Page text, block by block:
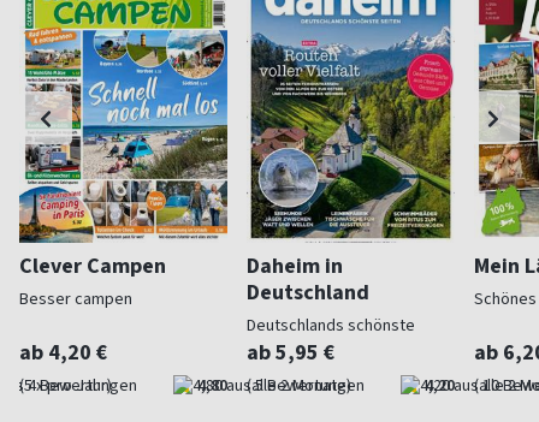
Clever Campen
Besser campen
ab 4,20 €
(5 x pro Jahr) 4,80
Daheim in
Deutschland
Deutschlands schönste
Seiten
ab 5,95 €
(alle 2 Monate) 4,20
Mein
Schönes
ab
(alle 2